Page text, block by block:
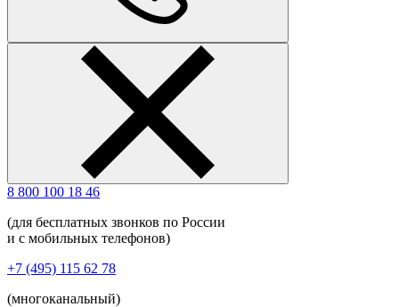
8 800 100 18 46
(для бесплатных звонков по России
и с мобильных телефонов)
+7 (495) 115 62 78
(многоканальный)